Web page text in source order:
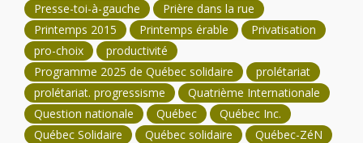
Presse-toi-à-gauche
Prière dans la rue
Printemps 2015
Printemps érable
Privatisation
pro-choix
productivité
Programme 2025 de Québec solidaire
prolétariat
prolétariat. progressisme
Quatrième Internationale
Question nationale
Québec
Québec Inc.
Québec Solidaire
Québec solidaire
Québec-ZéN